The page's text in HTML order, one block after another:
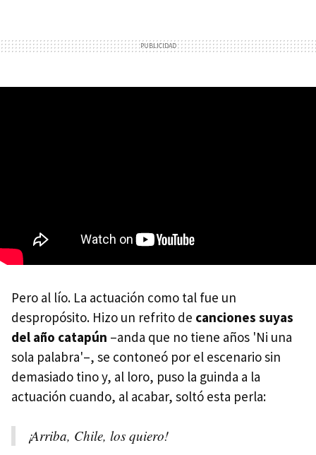
Pero al lío. La actuación como tal fue un
despropósito. Hizo un refrito de canciones suyas
del año catapún –anda que no tiene años 'Ni una
sola palabra'–, se contoneó por el escenario sin
demasiado tino y, al loro, puso la guinda a la
actuación cuando, al acabar, soltó esta perla:
¡Arriba, Chile, los quiero!